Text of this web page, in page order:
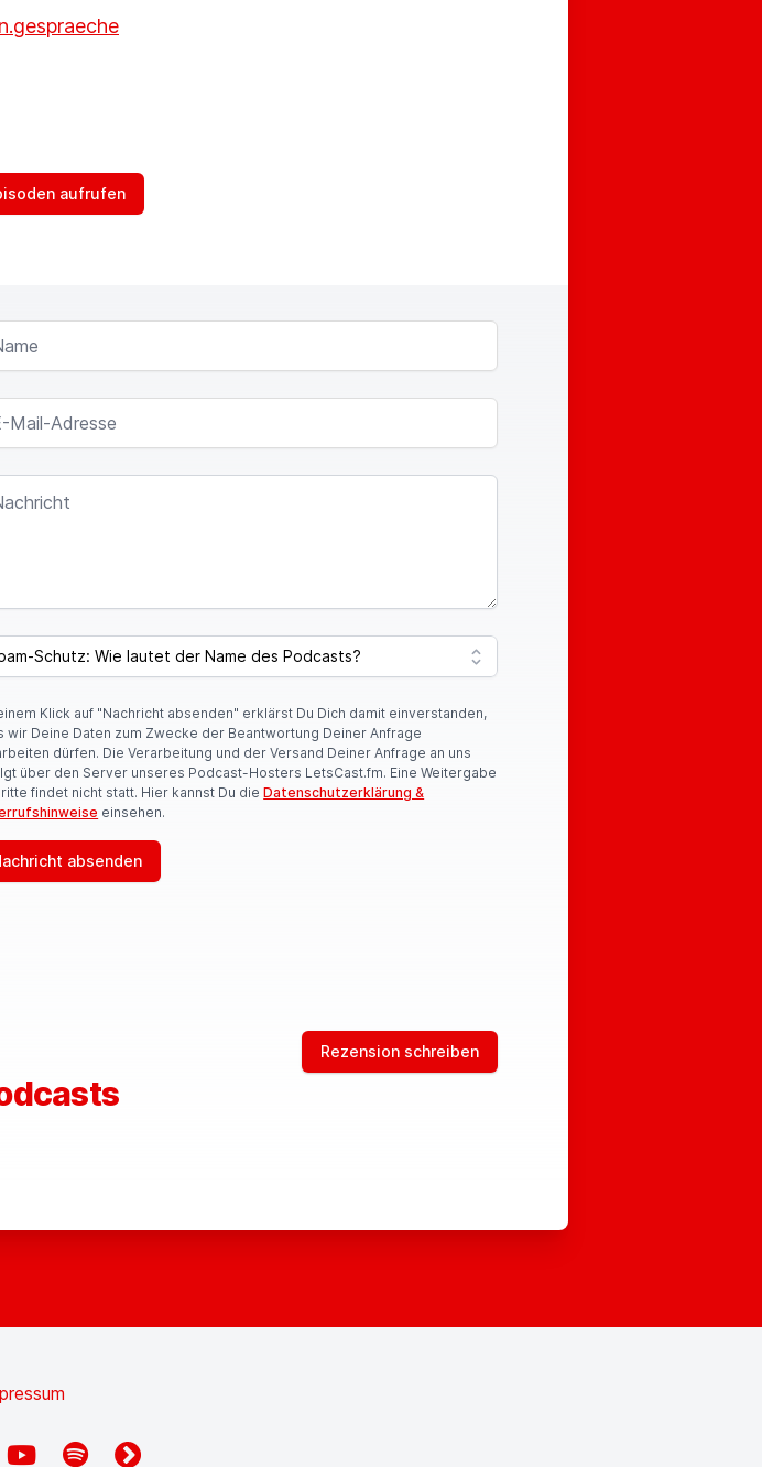
aufrufen
ADRESSE
CAPTCHA
Klick auf "Nachricht absenden" erklärst Du Dich damit einverstanden,
wir Deine Daten zum Zwecke der Beantwortung Deiner Anfrage
dürfen. Die Verarbeitung und der Versand Deiner Anfrage an uns
über den Server unseres Podcast-Hosters LetsCast.fm. Eine Weitergabe
findet nicht statt. Hier kannst Du dieDatenschutzerklärung &
einsehen.
absenden
Rezension schreiben
YouTubeSpotifyfyyd